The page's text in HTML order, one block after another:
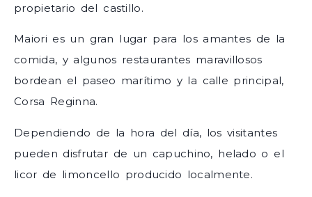
propietario del castillo.
Maiori es un gran lugar para los amantes de la
comida, y algunos restaurantes maravillosos
bordean el paseo marítimo y la calle principal,
Corsa Reginna.
Dependiendo de la hora del día, los visitantes
pueden disfrutar de un capuchino, helado o el
licor de limoncello producido localmente.